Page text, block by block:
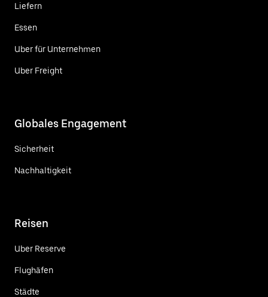
Liefern
Essen
Uber für Unternehmen
Uber Freight
Globales Engagement
Sicherheit
Nachhaltigkeit
Reisen
Uber Reserve
Flughäfen
Städte